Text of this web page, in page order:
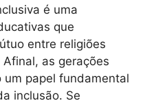
é uma
que
entre religiões
as gerações
papel fundamental
inclusão. Se